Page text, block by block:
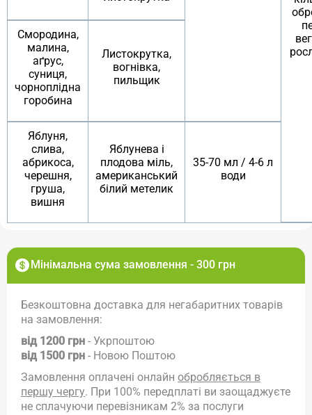
Мінімальна сума замовлення - 300 грн
Безкоштовна доставка для негабаритних товарів
на замовлення:
від 1200 грн - Укрпоштою
від 1500 грн - Новою Поштою
Замовлення оплачені онлайн обробляється в
першу чергу. При 100% передплаті ви заощаджуєте
не сплачуючи перевізникам 2% за послуги
Смородина,
малина,
аґрус,
суниця,
чорноплідна
горобина
Листокрутка,
вогнівка,
пильщик
Яблуня,
слива,
абрикоса,
черешня,
груша,
вишня
Яблунева і
плодова міль,
американський
білий метелик
35-70 мл / 4-6 л
води